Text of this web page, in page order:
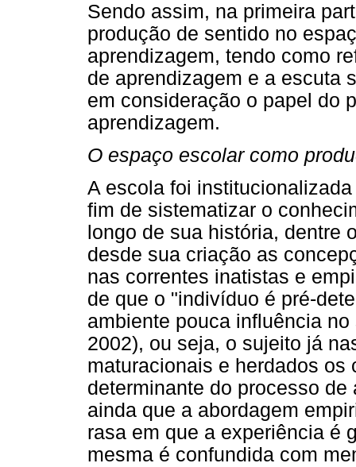
Sendo assim, na primeira
produção de sentido no
aprendizagem, tendo como
de aprendizagem e a escuta
em consideração o papel do
aprendizagem.
O espaço escolar como
A escola foi
fim de sistematizar o
longo de sua história, dentre
desde sua criação as
nas correntes inatistas e
de que o "indivíduo é pré-
ambiente pouca influência
2002), ou seja, o sujeito já
maturacionais e herdados
determinante do processo
ainda que a abordagem
rasa em que a experiência é
mesma é confundida com